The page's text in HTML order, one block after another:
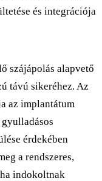
és integrációja
szájápolás alapvető
távú sikeréhez. Az
az implantátum
érdekében
a rendszeres,
indokoltnak